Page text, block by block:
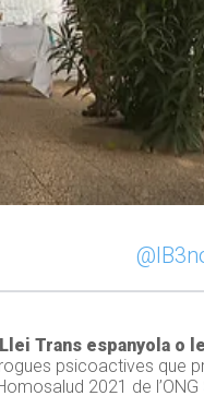
Trans espanyola o
psicoactives que
2021 de l’ONG